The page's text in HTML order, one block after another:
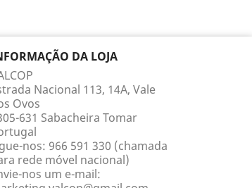
DA LOJA
Nacional 113, 14A, Vale
Ovos
631 Sabacheira Tomar
nos: 966 591 330 (chamada
rede móvel nacional)
nos um e-mail: